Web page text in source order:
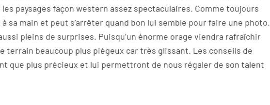
paysages façon western assez spectaculaires. Comme toujours
sa main et peut s’arrêter quand bon lui semble pour faire une photo.
pleins de surprises. Puisqu’un énorme orage viendra rafraîchir
terrain beaucoup plus piégeux car très glissant. Les conseils de
que plus précieux et lui permettront de nous régaler de son talent